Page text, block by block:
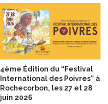
4ème Édition du “Festival
International des Poivres” à
Rochecorbon, les 27 et 28
juin 2026